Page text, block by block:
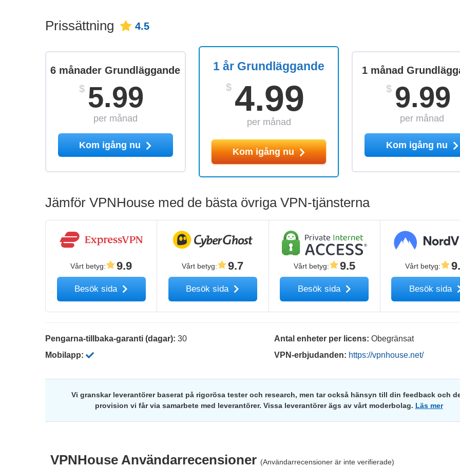
Prissättning 4.5
1 år Grundläggande
$ 4.99
per månad
Kom igång nu
6 månader Grundläggande
$ 5.99
per månad
Kom igång nu
1 månad
$ 9.99
per månad
Kom igång nu
Jämför VPNHouse med de bästa övriga VPN-tjänsterna
Vårt betyg: 9.9
Besök sida
Vårt betyg: 9.7
Besök sida
Vårt betyg: 9.5
Besök sida
Vårt betyg:
Besök sida
Pengarna-tillbaka-garanti (dagar): 30
Mobilapp:
Antal enheter per licens: Obegränsat
VPN-erbjudanden: https://vpnhouse.net/
Vi granskar leverantörer baserat på rigorösa tester och research, men tar också hänsyn till din feedback och
provision vi får via samarbete med leverantörer. Vissa leverantörer ägs av vårt moderbolag. Läs mer
VPNHouse Användarrecensioner (Användarrecensioner är inte verifierade)